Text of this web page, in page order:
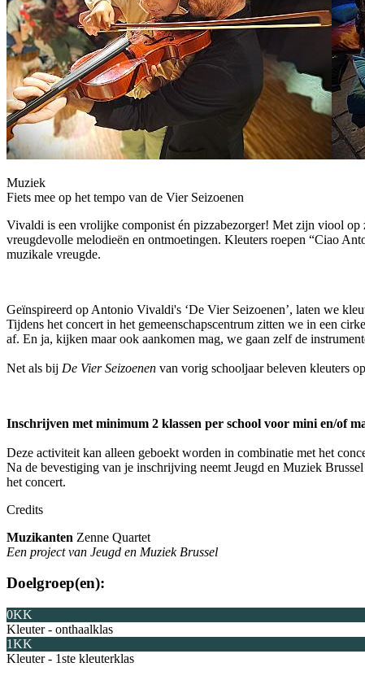
Muziek
Fiets mee op het tempo van de Vier Seizoenen
Vivaldi is een vrolijke componist én pizzabezorger! Met zijn viool op
vreugdevolle melodieën en ontmoetingen. Kleuters roepen “Ciao
muzikale vreugde.
Geïnspireerd op Antonio Vivaldi's ‘De Vier Seizoenen’, laten we
Tijdens het concert in het gemeenschapscentrum zitten we in een
af. En ja, kijken maar ook aankomen mag, we gaan zelf de
Net als bij De Vier Seizoenen van vorig schooljaar beleven kleuters
Inschrijven met minimum 2 klassen per school voor mini en/of
Deze activiteit kan alleen geboekt worden in combinatie met het
Na de bevestiging van je inschrijving neemt Jeugd en Muziek
het concert.
Credits
Muzikanten Zenne Quartet
Een project van Jeugd en Muziek Brussel
Doelgroep(en):
0KK
Kleuter - onthaalklas
1KK
Kleuter - 1ste kleuterklas